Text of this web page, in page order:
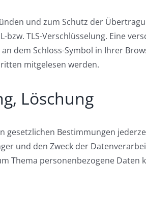
und zum Schutz der
bzw. TLS-Verschlüsselung. Eine
dem Schloss-Symbol in Ihrer
mitgelesen werden.
Löschung
gesetzlichen Bestimmungen
und den Zweck der
Thema personenbezogene